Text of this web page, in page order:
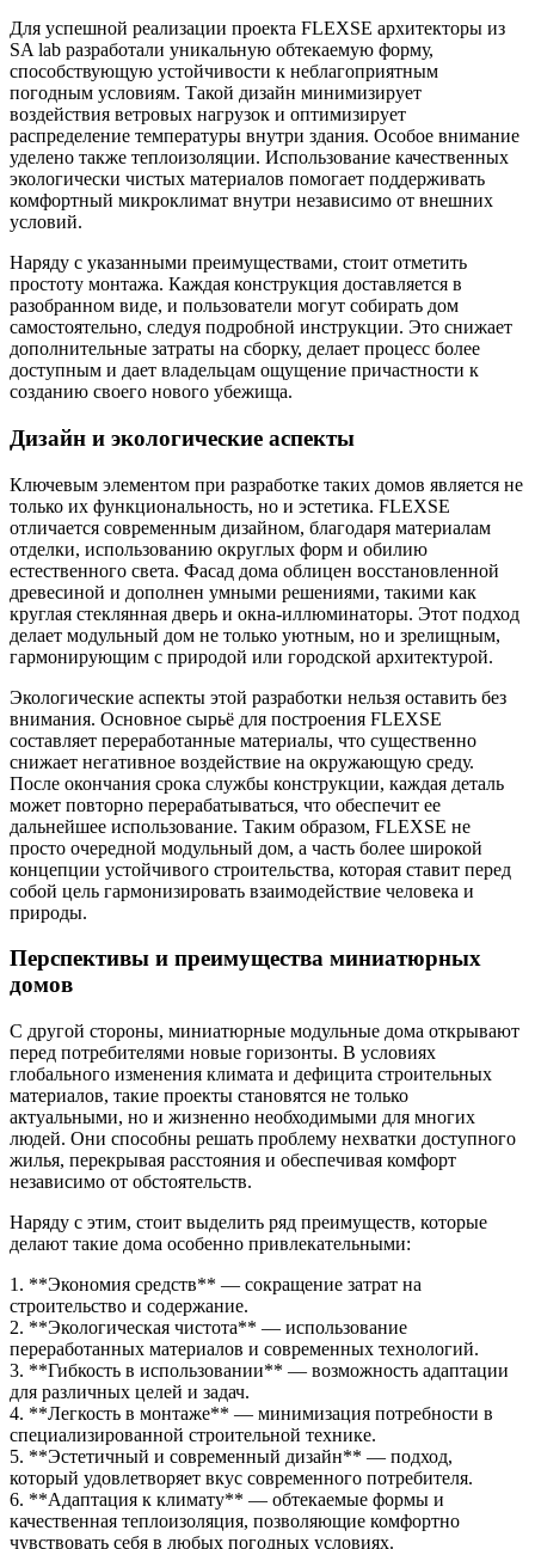
Для успешной реализации проекта FLEXSE архитекторы из
SA lab разработали уникальную обтекаемую форму,
способствующую устойчивости к неблагоприятным
погодным условиям. Такой дизайн минимизирует
воздействия ветровых нагрузок и оптимизирует
распределение температуры внутри здания. Особое внимание
уделено также теплоизоляции. Использование качественных
экологически чистых материалов помогает поддерживать
комфортный микроклимат внутри независимо от внешних
условий.
Наряду с указанными преимуществами, стоит отметить
простоту монтажа. Каждая конструкция доставляется в
разобранном виде, и пользователи могут собирать дом
самостоятельно, следуя подробной инструкции. Это снижает
дополнительные затраты на сборку, делает процесс более
доступным и дает владельцам ощущение причастности к
созданию своего нового убежища.
Дизайн и экологические аспекты
Ключевым элементом при разработке таких домов является не
только их функциональность, но и эстетика. FLEXSE
отличается современным дизайном, благодаря материалам
отделки, использованию округлых форм и обилию
естественного света. Фасад дома облицен восстановленной
древесиной и дополнен умными решениями, такими как
круглая стеклянная дверь и окна-иллюминаторы. Этот подход
делает модульный дом не только уютным, но и зрелищным,
гармонирующим с природой или городской архитектурой.
Экологические аспекты этой разработки нельзя оставить без
внимания. Основное сырьё для построения FLEXSE
составляет переработанные материалы, что существенно
снижает негативное воздействие на окружающую среду.
После окончания срока службы конструкции, каждая деталь
может повторно перерабатываться, что обеспечит ее
дальнейшее использование. Таким образом, FLEXSE не
просто очередной модульный дом, а часть более широкой
концепции устойчивого строительства, которая ставит перед
собой цель гармонизировать взаимодействие человека и
природы.
Перспективы и преимущества миниатюрных
домов
С другой стороны, миниатюрные модульные дома открывают
перед потребителями новые горизонты. В условиях
глобального изменения климата и дефицита строительных
материалов, такие проекты становятся не только
актуальными, но и жизненно необходимыми для многих
людей. Они способны решать проблему нехватки доступного
жилья, перекрывая расстояния и обеспечивая комфорт
независимо от обстоятельств.
Наряду с этим, стоит выделить ряд преимуществ, которые
делают такие дома особенно привлекательными:
1. **Экономия средств** — сокращение затрат на
строительство и содержание.
2. **Экологическая чистота** — использование
переработанных материалов и современных технологий.
3. **Гибкость в использовании** — возможность адаптации
для различных целей и задач.
4. **Легкость в монтаже** — минимизация потребности в
специализированной строительной технике.
5. **Эстетичный и современный дизайн** — подход,
который удовлетворяет вкус современного потребителя.
6. **Адаптация к климату** — обтекаемые формы и
качественная теплоизоляция, позволяющие комфортно
чувствовать себя в любых погодных условиях.